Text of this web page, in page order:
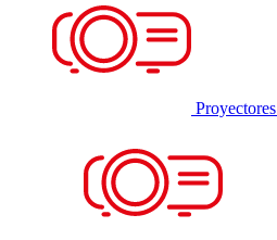
Proyectores